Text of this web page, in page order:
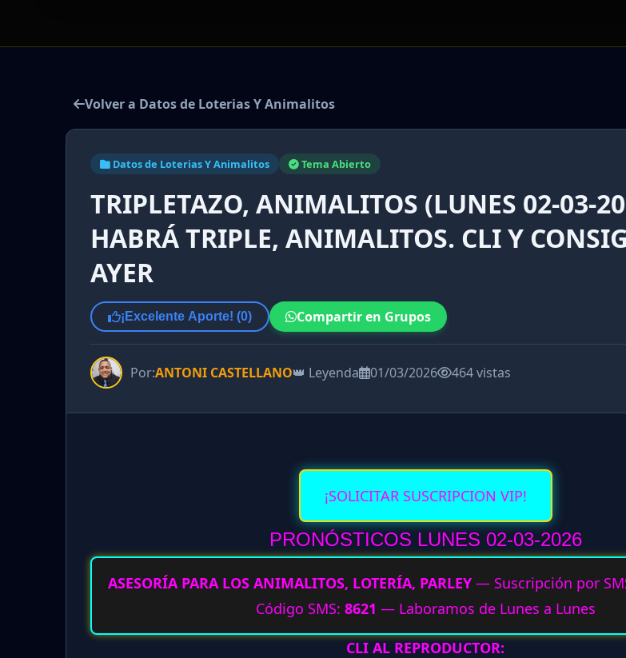
Volver a Datos de Loterias Y Animalitos
Datos de Loterias Y Animalitos Tema Abierto
TRIPLETAZO, ANIMALITOS (LUNES 02-03-
HABRÁ TRIPLE, ANIMALITOS. CLI Y
AYER
¡Excelente Aporte! (0) Compartir en Grupos
Por:ANTONI CASTELLANO👑 Leyenda 01/03/2026 464 vistas
¡SOLICITAR SUSCRIPCION VIP!
PRONÓSTICOS LUNES 02-03-2026
ASESORÍA PARA LOS ANIMALITOS, LOTERÍA, PARLEY — Suscripción por
Código SMS: 8621 — Laboramos de Lunes a Lunes
CLI AL REPRODUCTOR: